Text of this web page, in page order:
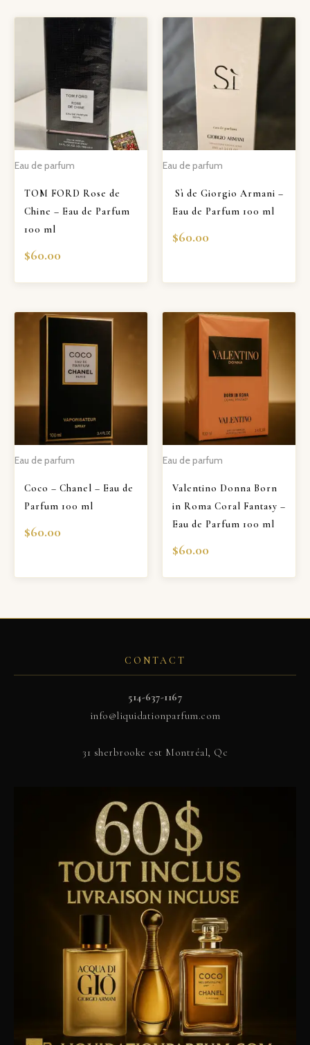
Eau de parfum
TOM FORD Rose de
Chine – Eau de Parfum
100 ml
$60.00
Eau de parfum
Sì de Giorgio Armani –
Eau de Parfum 100 ml
$60.00
Eau de parfum
Coco – Chanel – Eau de
Parfum 100 ml
$60.00
Eau de parfum
Valentino Donna Born
in Roma Coral Fantasy –
Eau de Parfum 100 ml
$60.00
CONTACT
514-637-1167
info@liquidationparfum.com
31 sherbrooke est Montréal, Qc